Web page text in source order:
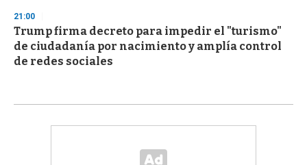
21:00
Trump firma decreto para impedir el "turismo"
de ciudadanía por nacimiento y amplía control
de redes sociales